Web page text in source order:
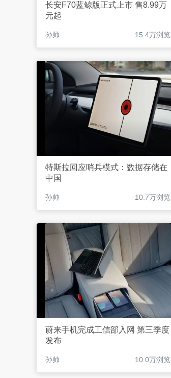
长安F70蓝鲸版正式上市 售8.99万
元起
孙帅 15.4万浏览
特斯拉回应哨兵模式：数据存储在
中国
孙帅 10.7万浏览
蔚来手机完成工信部入网 第三季度
发布
孙帅 10.0万浏览